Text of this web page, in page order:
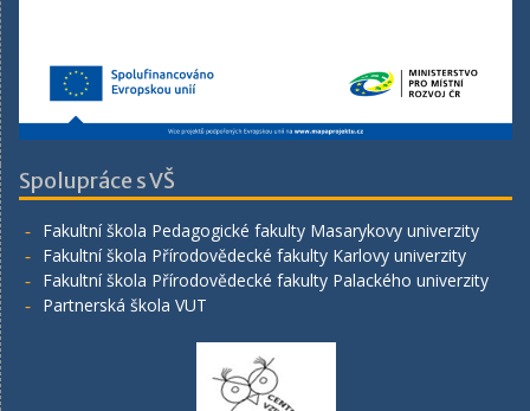
Spolupráce s VŠ
Fakultní škola Pedagogické fakulty Masarykovy univerzity
Fakultní škola Přírodovědecké fakulty Karlovy univerzity
Fakultní škola Přírodovědecké fakulty Palackého univerzity
Partnerská škola VUT